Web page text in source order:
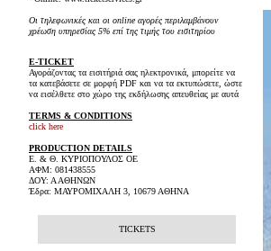
Οι τηλεφωνικές και οι online αγορές περιλαμβάνουν
χρέωση υπηρεσίας 5% επί της τιμής του εισιτηρίου
E-TICKET
Αγοράζοντας τα εισιτήριά σας ηλεκτρονικά, μπορείτε να
τα κατεβάσετε σε μορφή PDF και να τα εκτυπώσετε, ώστε
να εισέλθετε στο χώρο της εκδήλωσης απευθείας με αυτά
TERMS & CONDITIONS
click here
PRODUCTION DETAILS
Ε. & Θ. ΚΥΡΙΟΠΟΥΛΟΣ ΟΕ
ΑΦΜ: 081438555
ΔΟΥ: Α ΑΘΗΝΩΝ
Έδρα: ΜΑΥΡΟΜΙΧΑΛΗ 3, 10679 ΑΘΗΝΑ
TICKETS